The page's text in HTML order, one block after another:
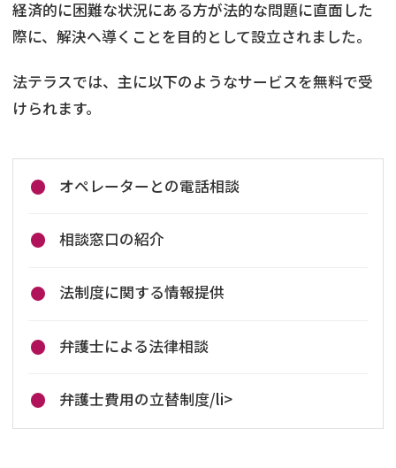
経済的に困難な状況にある方が法的な問題に直面した
際に、解決へ導くことを目的として設立されました。
法テラスでは、主に以下のようなサービスを無料で受
けられます。
オペレーターとの電話相談
相談窓口の紹介
法制度に関する情報提供
弁護士による法律相談
弁護士費用の立替制度/li>